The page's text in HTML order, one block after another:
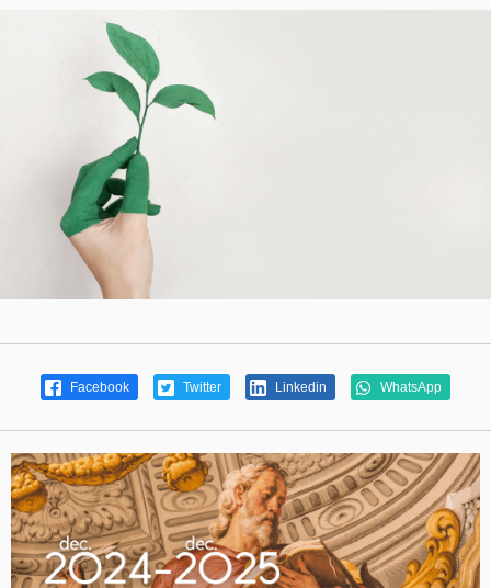
Facebook Twitter Linkedin WhatsApp